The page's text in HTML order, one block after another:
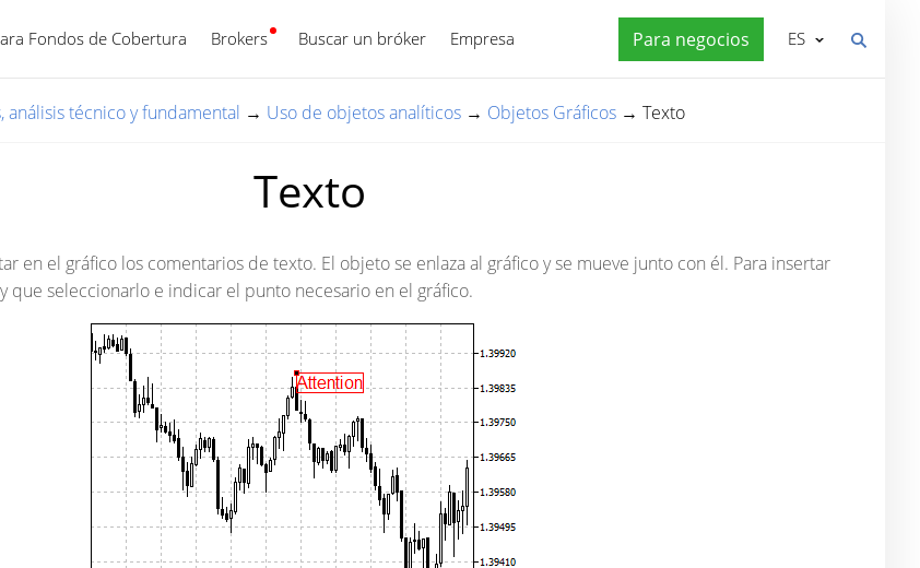
Fondos de Cobertura Brokers Buscar un bróker Empresa Para negocios
Español ES
análisis técnico y fundamental → Uso de objetos analíticos → Objetos Gráficos → Texto
Texto
en el gráfico los comentarios de texto. El objeto se enlaza al gráfico y se mueve junto con él. Para insertar
que seleccionarlo e indicar el punto necesario en el gráfico.